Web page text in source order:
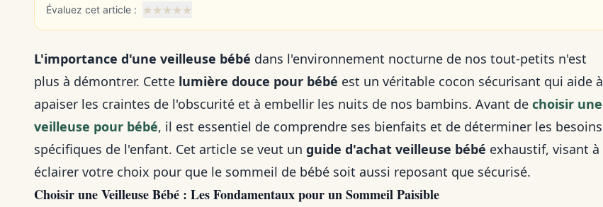
Évaluez cet article : ★★★★★
L'importance d'une veilleuse bébé dans l'environnement nocturne de nos tout-petits n'est
plus à démontrer. Cette lumière douce pour bébé est un véritable cocon sécurisant qui aide à
apaiser les craintes de l'obscurité et à embellir les nuits de nos bambins. Avant de choisir une
veilleuse pour bébé, il est essentiel de comprendre ses bienfaits et de déterminer les besoins
spécifiques de l'enfant. Cet article se veut un guide d'achat veilleuse bébé exhaustif, visant à
éclairer votre choix pour que le sommeil de bébé soit aussi reposant que sécurisé.
Choisir une Veilleuse Bébé : Les Fondamentaux pour un Sommeil Paisible